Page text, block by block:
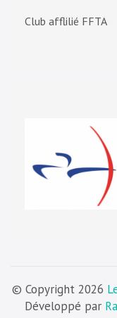
Club afflilié FFTA
© Copyright 2026
Développé par